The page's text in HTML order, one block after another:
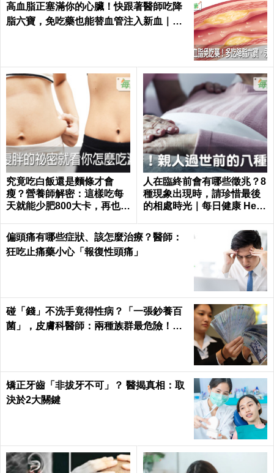
高血脂正塞滿你的心臟！快跟著醫師吃降
脂六寶，免吃藥也能替血管注入新血｜每
究竟吃白飯還是麵條才會
瘦？營養師解密：這樣吃每
天就能少肥800大卡，再也不
alth
人在臨終前會有哪些徵兆？8
種現象出現時，請珍惜最後
的相處時光｜每日健康 Healt
偏頭痛有哪些症狀、該怎麼治療？醫師：
狂吃止痛藥小心「報復性頭痛」
碰「錢」不洗手竟得性病？「一張鈔養百
菌」，皮膚科醫師：兩種族群最危險！｜
矯正牙齒「非拔牙不可」？ 醫揭真相：取
決於2大關鍵